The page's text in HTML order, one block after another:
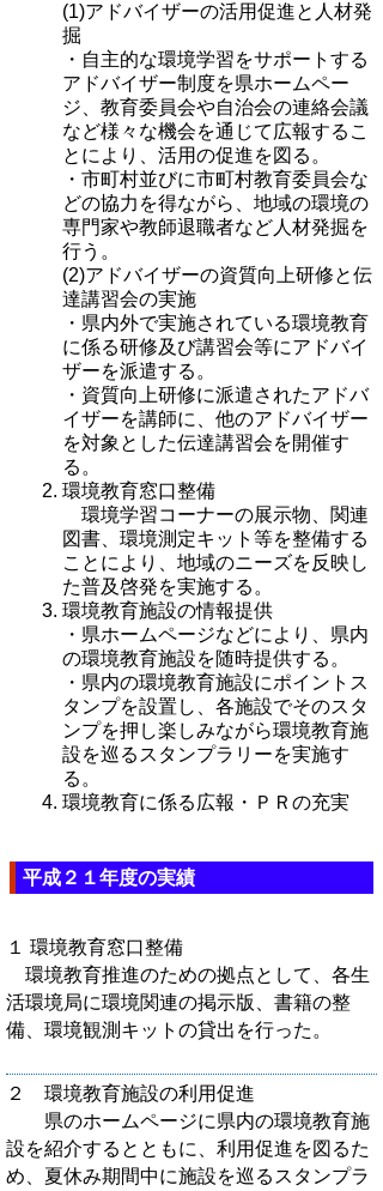
(1)アドバイザーの活用促進と人材発
掘
・自主的な環境学習をサポートする
アドバイザー制度を県ホームペー
ジ、教育委員会や自治会の連絡会議
など様々な機会を通じて広報するこ
とにより、活用の促進を図る。
・市町村並びに市町村教育委員会な
どの協力を得ながら、地域の環境の
専門家や教師退職者など人材発掘を
行う。
(2)アドバイザーの資質向上研修と伝
達講習会の実施
・県内外で実施されている環境教育
に係る研修及び講習会等にアドバイ
ザーを派遣する。
・資質向上研修に派遣されたアドバ
イザーを講師に、他のアドバイザー
を対象とした伝達講習会を開催す
る。
環境教育窓口整備
環境学習コーナーの展示物、関連
図書、環境測定キット等を整備する
ことにより、地域のニーズを反映し
た普及啓発を実施する。
環境教育施設の情報提供
・県ホームページなどにより、県内
の環境教育施設を随時提供する。
・県内の環境教育施設にポイントス
タンプを設置し、各施設でそのスタ
ンプを押し楽しみながら環境教育施
設を巡るスタンプラリーを実施す
る。
環境教育に係る広報・ＰＲの充実
平成２１年度の実績
１ 環境教育窓口整備
環境教育推進のための拠点として、各生
活環境局に環境関連の掲示版、書籍の整
備、環境観測キットの貸出を行った。
２ 環境教育施設の利用促進
県のホームページに県内の環境教育施
設を紹介するとともに、利用促進を図るた
め、夏休み期間中に施設を巡るスタンプラ